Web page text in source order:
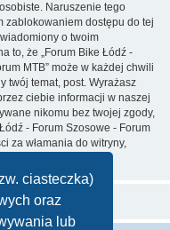
ciasteczka)
oraz
lub
Naruszenie tego
zablokowaniem dostępu do tej
o twoim
to, że „Forum Bike Łódź -
MTB” może w każdej chwili
twój temat, post. Wyrażasz
ciebie informacji w naszej
nikomu bez twojej zgody,
- Forum Szosowe - Forum
za włamania do witryny,